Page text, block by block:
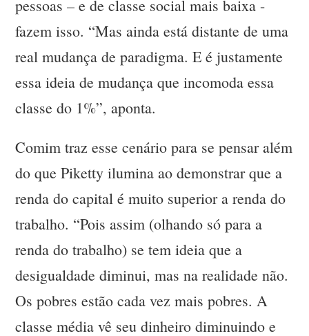
pessoas – e de classe social mais baixa -
fazem isso. “Mas ainda está distante de uma
real mudança de paradigma. E é justamente
essa ideia de mudança que incomoda essa
classe do 1%”, aponta.
Comim traz esse cenário para se pensar além
do que Piketty ilumina ao demonstrar que a
renda do capital é muito superior a renda do
trabalho. “Pois assim (olhando só para a
renda do trabalho) se tem ideia que a
desigualdade diminui, mas na realidade não.
Os pobres estão cada vez mais pobres. A
classe média vê seu dinheiro diminuindo e